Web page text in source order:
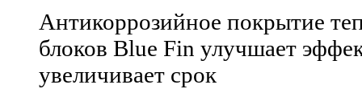
Антикоррозийное покрытие
блоков Blue Fin улучшает
увеличивает срок